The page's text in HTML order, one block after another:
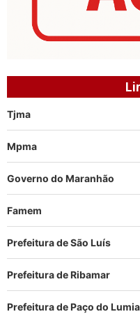
Tjma
Mpma
Governo do Maranhão
Famem
Prefeitura de São Luís
Prefeitura de Ribamar
Prefeitura de Paço do